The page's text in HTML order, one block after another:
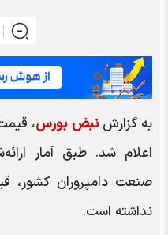
به گزارشنبض بورس
اعلام شد. طبق آمار ارا
صنعت دامپروران کشور،
نداشته است.